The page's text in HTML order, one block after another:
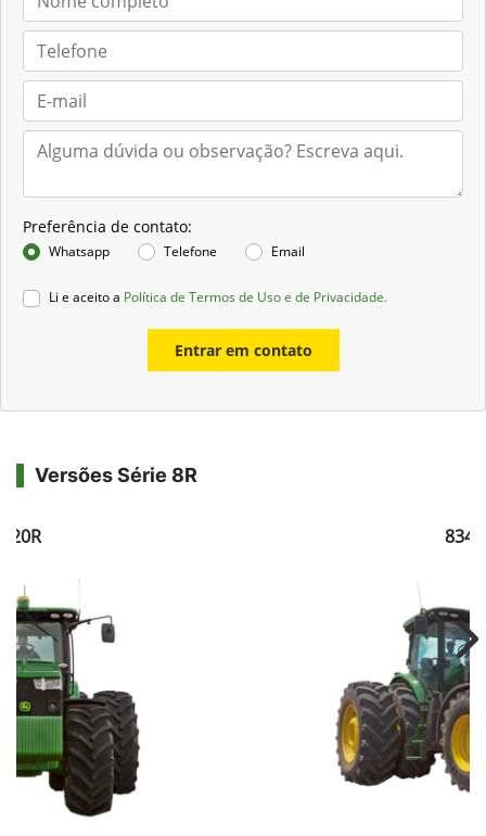
Preferência de contato:
Whatsapp Telefone Email
Li e aceito a Política de Termos de Uso e de Privacidade.
Entrar em contato
Versões Série 8R